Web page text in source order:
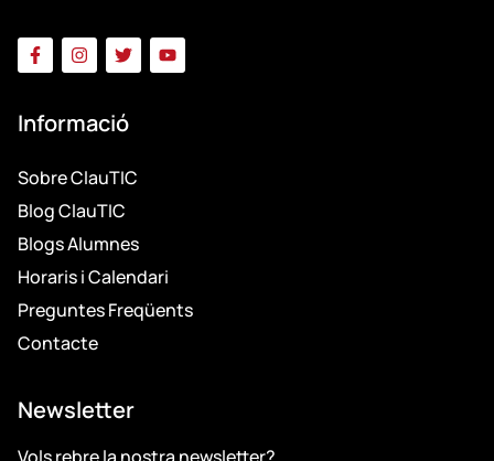
Informació
Sobre ClauTIC
Blog ClauTIC
Blogs Alumnes
Horaris i Calendari
Preguntes Freqüents
Contacte
Newsletter